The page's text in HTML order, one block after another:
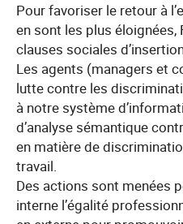
Pour favoriser le retour à
en sont les plus éloignées,
clauses sociales
Les agents (managers et
lutte contre les
à notre système
d’analyse sémantique
en matière de
travail.
Des actions sont menées
interne l’égalité